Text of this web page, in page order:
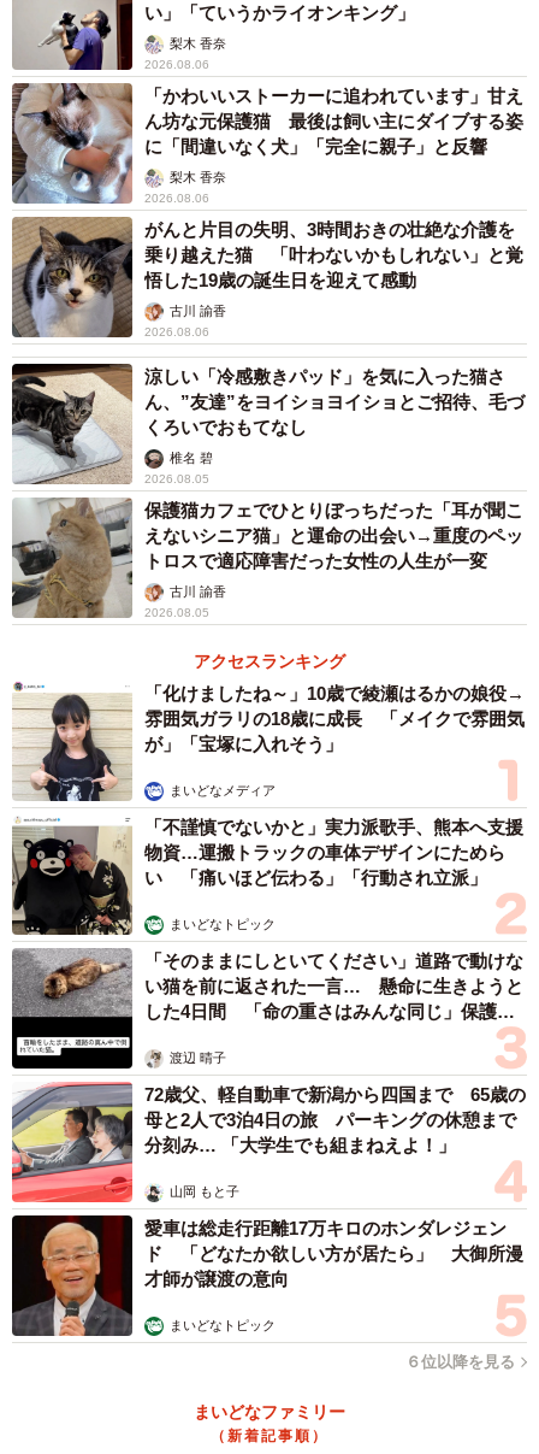
い」「ていうかライオンキング」
梨木 香奈
2026.08.06
「かわいいストーカーに追われています」甘え
ん坊な元保護猫 最後は飼い主にダイブする姿
に「間違いなく犬」「完全に親子」と反響
梨木 香奈
2026.08.06
がんと片目の失明、3時間おきの壮絶な介護を
乗り越えた猫 「叶わないかもしれない」と覚
悟した19歳の誕生日を迎えて感動
古川 諭香
2026.08.06
涼しい「冷感敷きパッド」を気に入った猫さ
ん、”友達”をヨイショヨイショとご招待、毛づ
くろいでおもてなし
椎名 碧
2026.08.05
保護猫カフェでひとりぼっちだった「耳が聞こ
えないシニア猫」と運命の出会い→重度のペッ
トロスで適応障害だった女性の人生が一変
古川 諭香
2026.08.05
アクセスランキング
「化けましたね～」10歳で綾瀬はるかの娘役→
雰囲気ガラリの18歳に成長 「メイクで雰囲気
が」「宝塚に入れそう」
まいどなメディア
「不謹慎でないかと」実力派歌手、熊本へ支援
物資…運搬トラックの車体デザインにためら
い 「痛いほど伝わる」「行動され立派」
まいどなトピック
「そのままにしといてください」道路で動けな
い猫を前に返された一言… 懸命に生きようと
した4日間 「命の重さはみんな同じ」保護団
渡辺 晴子
72歳父、軽自動車で新潟から四国まで 65歳の
母と2人で3泊4日の旅 パーキングの休憩まで
分刻み… 「大学生でも組まねえよ！」
山岡 もと子
愛車は総走行距離17万キロのホンダレジェン
ド 「どなたか欲しい方が居たら」 大御所漫
才師が譲渡の意向
まいどなトピック
６位以降を見る
まいどなファミリー
（新着記事順）